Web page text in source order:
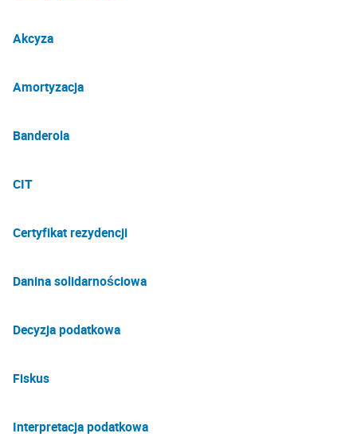
Akcyza
Amortyzacja
Banderola
CIT
Certyfikat rezydencji
Danina solidarnościowa
Decyzja podatkowa
Fiskus
Interpretacja podatkowa